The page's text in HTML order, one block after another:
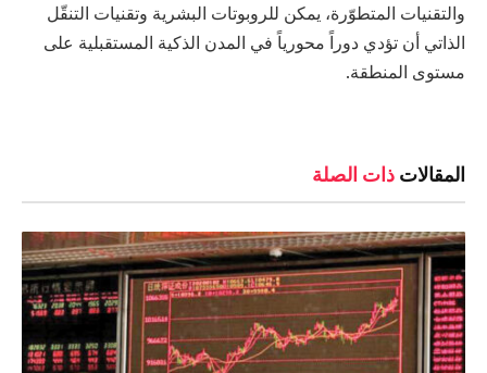
والتقنيات المتطوّرة، يمكن للروبوتات البشرية وتقنيات التنقّل
الذاتي أن تؤدي دوراً محورياً في المدن الذكية المستقبلية على
مستوى المنطقة.
المقالات ذات الصلة